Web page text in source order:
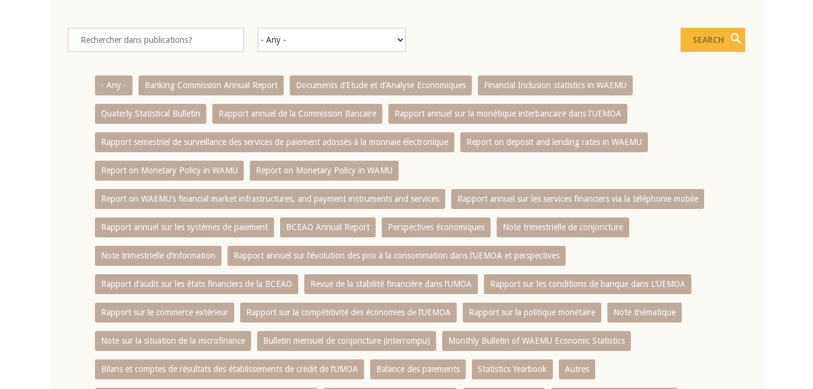
- Any - Banking Commission Annual Report Documents d’Etude et d’Analyse Economiques Financial Inclusion statistics in WAEMU
Quaterly Statistical Bulletin Rapport annuel de la Commission Bancaire Rapport annuel sur la monétique interbancaire dans l'UEMOA
Rapport semestriel de surveillance des services de paiement adossés à la monnaie électronique Report on deposit and lending rates in WAEMU
Report on Monetary Policy in WAMU Report on Monetary Policy in WAMU
Report on WAEMU’s financial market infrastructures, and payment instruments and services Rapport annuel sur les services financiers via la téléphonie mobile
Rapport annuel sur les systèmes de paiement BCEAO Annual Report Perspectives économiques Note trimestrielle de conjoncture
Note trimestrielle d‘information Rapport annuel sur l‘évolution des prix à la consommation dans l‘UEMOA et perspectives
Rapport d‘audit sur les états financiers de la BCEAO Revue de la stabilité financière dans l‘UMOA Rapport sur les conditions de banque dans L‘UEMOA
Rapport sur le commerce extérieur Rapport sur la compétitivité des économies de l‘UEMOA Rapport sur la politique monétaire Note thématique
Note sur la situation de la microfinance Bulletin mensuel de conjoncture (interrompu) Monthly Bulletin of WAEMU Economic Statistics
Bilans et comptes de résultats des établissements de crédit de l‘UMOA Balance des paiements Statistics Yearbook Autres